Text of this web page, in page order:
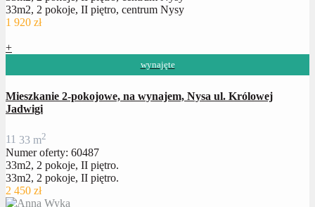
33m2, 2 pokoje, II piętro, centrum Nysy
1 920 zł
+
wynajęte
Mieszkanie 2-pokojowe, na wynajem, Nysa ul. Królowej
Jadwigi
11 33 m2
Numer oferty: 60487
33m2, 2 pokoje, II piętro.
33m2, 2 pokoje, II piętro.
2 450 zł